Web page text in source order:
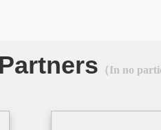
Partners （In no